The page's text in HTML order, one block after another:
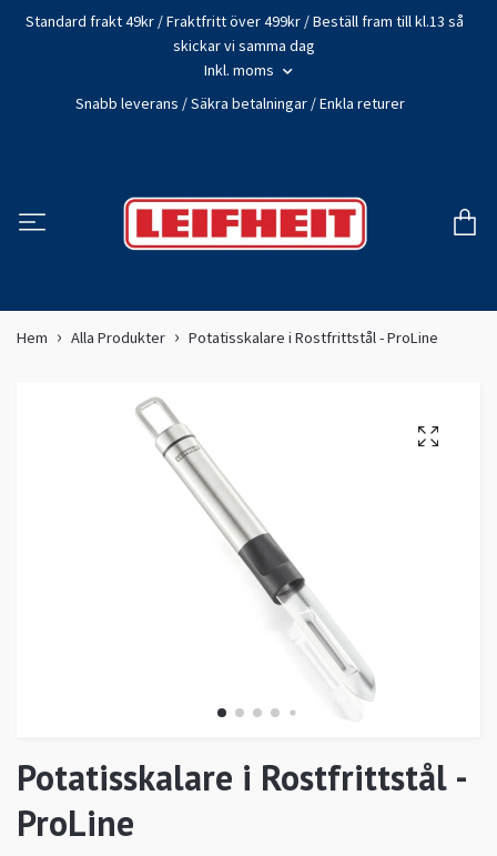
Standard frakt 49kr / Fraktfritt över 499kr / Beställ fram till kl.13 så
skickar vi samma dag
Inkl. moms
Snabb leverans / Säkra betalningar / Enkla returer
Hem Alla Produkter Potatisskalare i Rostfrittstål - ProLine
Potatisskalare i Rostfrittstål -
ProLine